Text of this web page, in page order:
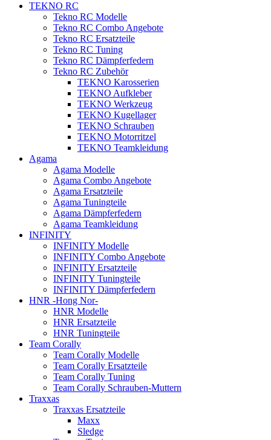
TEKNO RC
Tekno RC Modelle
Tekno RC Combo Angebote
Tekno RC Ersatzteile
Tekno RC Tuning
Tekno RC Dämpferfedern
Tekno RC Zubehör
TEKNO Karosserien
TEKNO Aufkleber
TEKNO Werkzeug
TEKNO Kugellager
TEKNO Schrauben
TEKNO Motorritzel
TEKNO Teamkleidung
Agama
Agama Modelle
Agama Combo Angebote
Agama Ersatzteile
Agama Tuningteile
Agama Dämpferfedern
Agama Teamkleidung
INFINITY
INFINITY Modelle
INFINITY Combo Angebote
INFINITY Ersatzteile
INFINITY Tuningteile
INFINITY Dämpferfedern
HNR -Hong Nor-
HNR Modelle
HNR Ersatzteile
HNR Tuningteile
Team Corally
Team Corally Modelle
Team Corally Ersatzteile
Team Corally Tuning
Team Corally Schrauben-Muttern
Traxxas
Traxxas Ersatzteile
Maxx
Sledge